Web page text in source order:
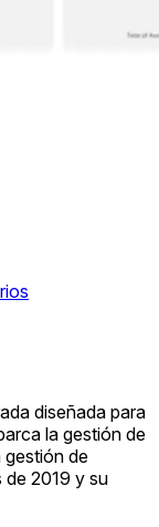
diseñada para
la gestión de
de
de 2019 y su